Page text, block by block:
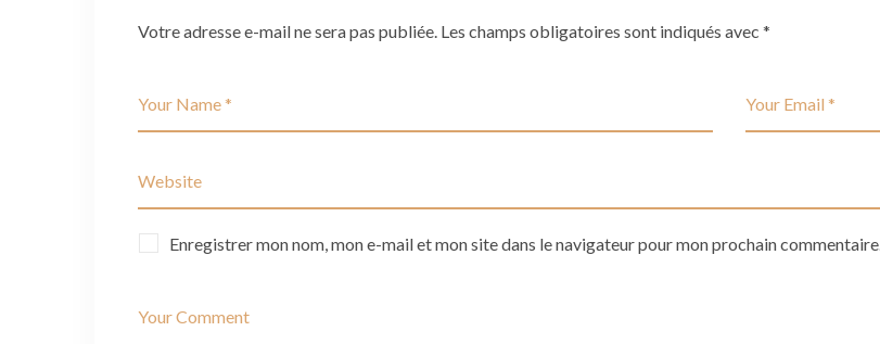
Votre adresse e-mail ne sera pas publiée. Les champs obligatoires sont indiqués avec *
Enregistrer mon nom, mon e-mail et mon site dans le navigateur pour mon prochain commentaire.